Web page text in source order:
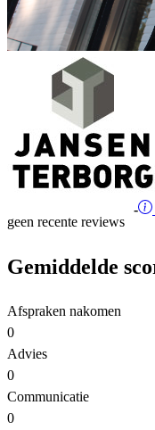
-
geen recente reviews
Gemiddelde
Afspraken nakomen
0
Advies
0
Communicatie
0